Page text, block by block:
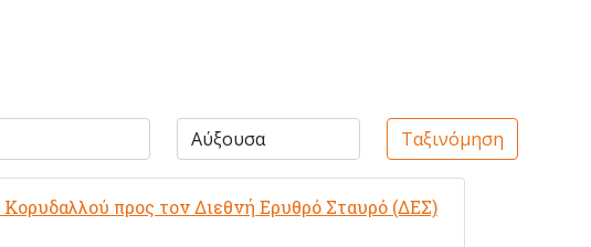
Ταξινόμηση
προς τον Διεθνή Ερυθρό Σταυρό (ΔΕΣ)